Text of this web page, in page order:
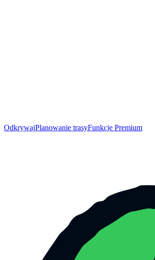
OdkrywajPlanowanie trasyFunkcje Premium